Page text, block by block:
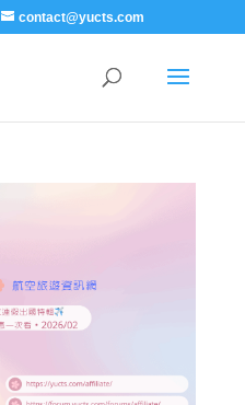
contact@yucts.com